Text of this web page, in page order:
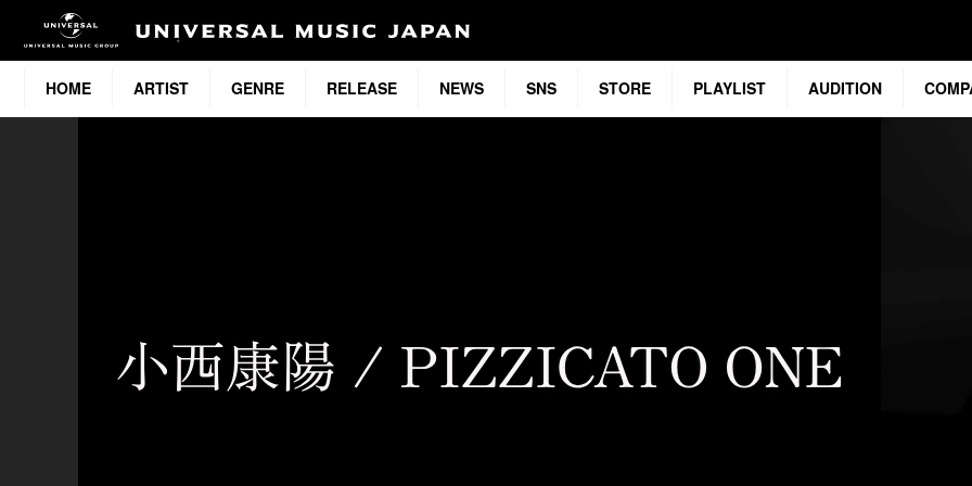
HOME ARTIST GENRE RELEASE NEWS SNS STORE PLAYLIST AUDITION